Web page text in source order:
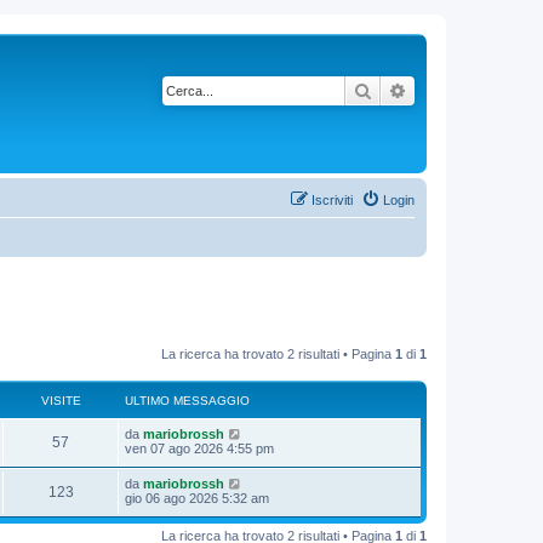
Cerca
Login
Iscriviti
La ricerca ha trovato 2 risultati • Pagina 1 di 1
VISITE ULTIMO MESSAGGIO
57 da mariobrossh
ven 07 ago 2026 4:55 pm
123 da mariobrossh
gio 06 ago 2026 5:32 am
La ricerca ha trovato 2 risultati • Pagina 1 di 1